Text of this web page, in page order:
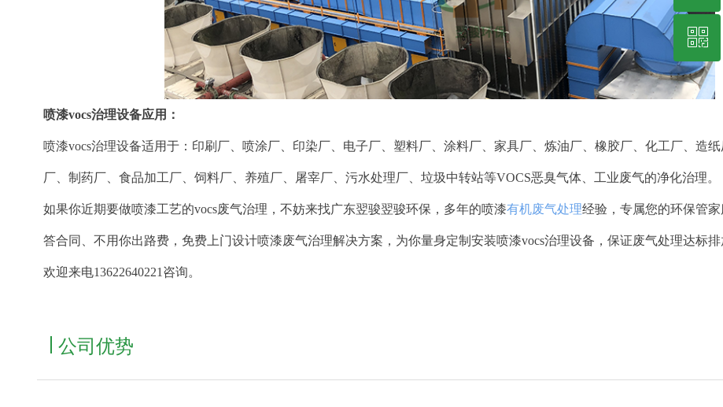
喷漆vocs治理设备应用：
喷漆vocs治理设备适用于：印刷厂、喷涂厂、印染厂、电子厂、塑料厂、涂料厂、家具厂、炼油厂、橡胶厂、化工厂、造
厂、制药厂、食品加工厂、饲料厂、养殖厂、屠宰厂、污水处理厂、垃圾中转站等VOCS恶臭气体、工业废气的净化治理。
如果你近期要做喷漆工艺的vocs废气治理，不妨来找广东翌骏翌骏环保，多年的喷漆有机废气处理经验，专属您的环保管
答合同、不用你出路费，免费上门设计喷漆废气治理解决方案，为你量身定制安装喷漆vocs治理设备，保证废气处理达标
欢迎来电13622640221咨询。
公司优势
19878229349
ꀥ
微信二维码